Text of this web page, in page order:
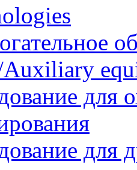
Auxiliary
для
для